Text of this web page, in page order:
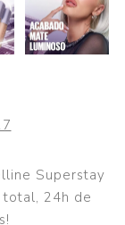
Superstay
24h de